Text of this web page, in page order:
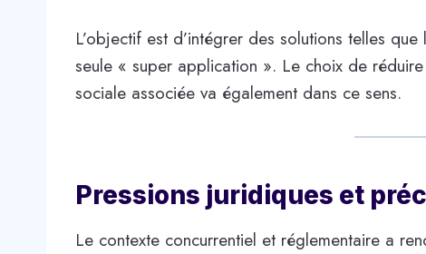
L’objectif est d’intégrer des solutions telles
seule « super application ». Le choix de
sociale associée va également dans ce sens.
Pressions juridiques et
Le contexte concurrentiel et réglementaire a